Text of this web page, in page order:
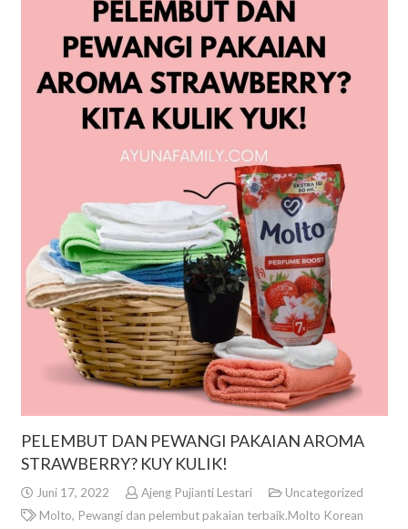
PELEMBUT DAN PEWANGI PAKAIAN AROMA
STRAWBERRY? KUY KULIK!
Juni 17, 2022 Ajeng Pujianti Lestari
Uncategorized
Molto, Pewangi dan pelembut pakaian terbaik.Molto Korean